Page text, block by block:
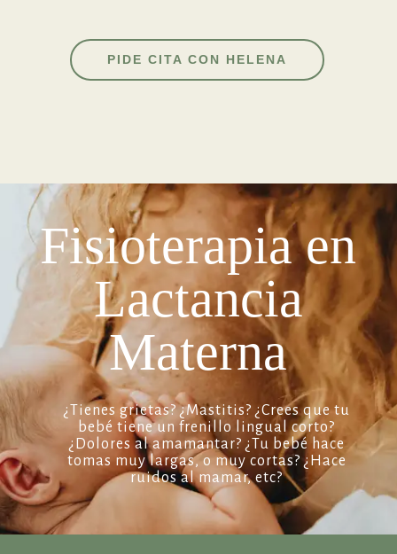
PIDE CITA CON HELENA
Fisioterapia en
Lactancia
Materna
¿Tienes grietas? ¿Mastitis? ¿Crees que tu
bebé tiene un frenillo lingual corto?
¿Dolores al amamantar? ¿Tu bebé hace
tomas muy largas, o muy cortas? ¿Hace
ruidos al mamar, etc?